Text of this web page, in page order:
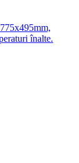
înalte.